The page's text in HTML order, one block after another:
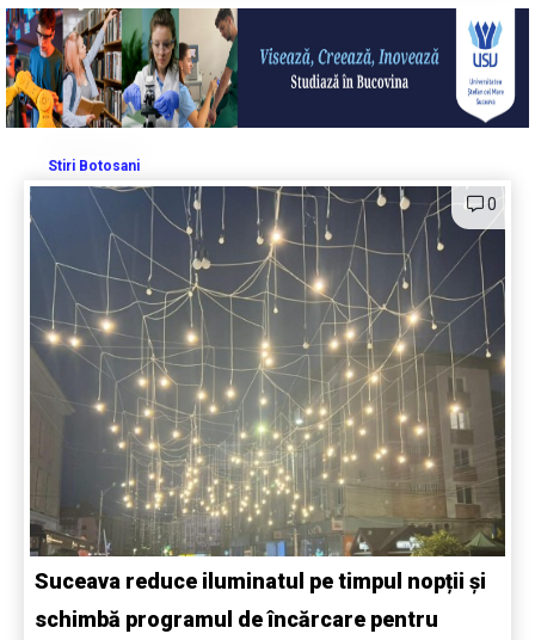
Stiri Botosani
0
Suceava reduce iluminatul pe timpul nopții și
schimbă programul de încărcare pentru